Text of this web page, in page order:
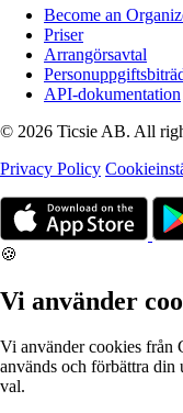
Become an
Priser
Arrangörsavtal
API-dokumentation
© 2026 Ticsie AB. All
Privacy Policy
🍪
Vi använder
Vi använder cookies från
används och förbättra din
val.